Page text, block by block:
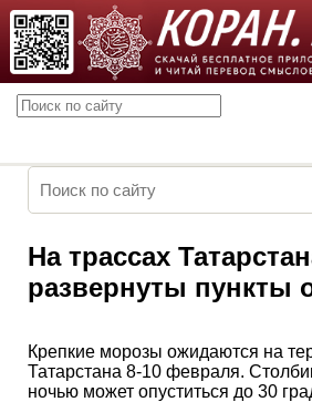
На трассах
развернуты пункты
Крепкие морозы ожидаются на
Татарстана 8-10 февраля.
ночью может опуститься до 30